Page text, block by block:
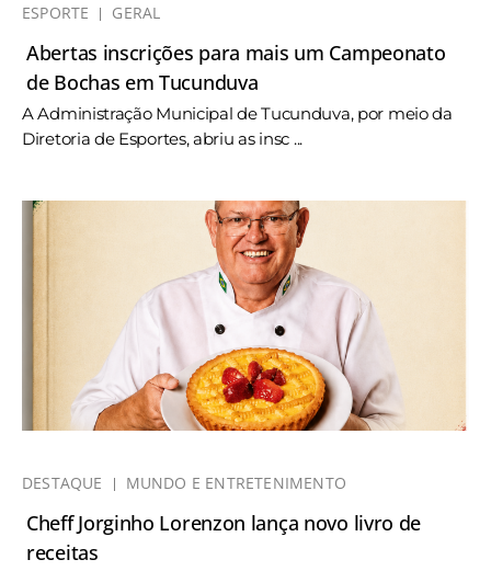
ESPORTE GERAL
Abertas inscrições para mais um Campeonato
de Bochas em Tucunduva
A Administração Municipal de Tucunduva, por meio da
Diretoria de Esportes, abriu as insc ...
DESTAQUE MUNDO E ENTRETENIMENTO
Cheff Jorginho Lorenzon lança novo livro de
receitas